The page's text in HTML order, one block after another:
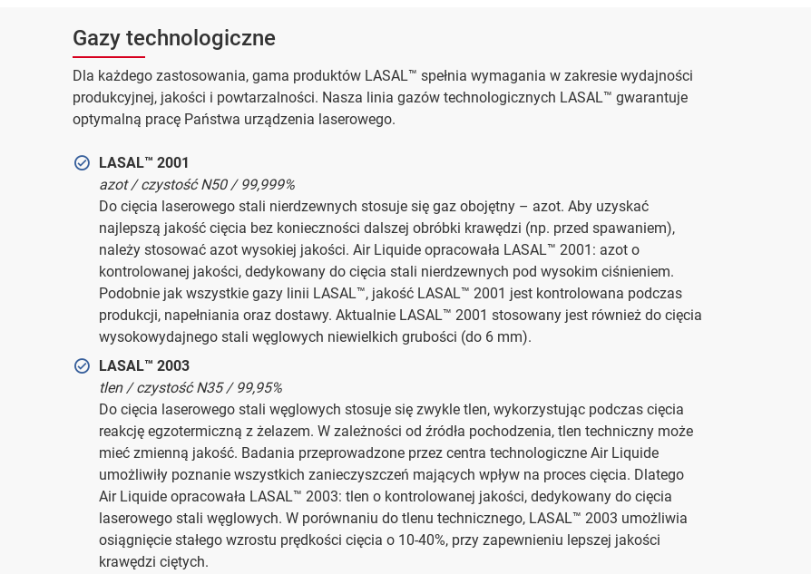
Gazy technologiczne
Dla każdego zastosowania, gama produktów LASAL™ spełnia wymagania w zakresie wydajności
produkcyjnej, jakości i powtarzalności. Nasza linia gazów technologicznych LASAL™ gwarantuje
optymalną pracę Państwa urządzenia laserowego.
LASAL™ 2001
azot / czystość N50 / 99,999%
Do cięcia laserowego stali nierdzewnych stosuje się gaz obojętny – azot. Aby uzyskać
najlepszą jakość cięcia bez konieczności dalszej obróbki krawędzi (np. przed spawaniem),
należy stosować azot wysokiej jakości. Air Liquide opracowała LASAL™ 2001: azot o
kontrolowanej jakości, dedykowany do cięcia stali nierdzewnych pod wysokim ciśnieniem.
Podobnie jak wszystkie gazy linii LASAL™, jakość LASAL™ 2001 jest kontrolowana podczas
produkcji, napełniania oraz dostawy. Aktualnie LASAL™ 2001 stosowany jest również do cięcia
wysokowydajnego stali węglowych niewielkich grubości (do 6 mm).
LASAL™ 2003
tlen / czystość N35 / 99,95%
Do cięcia laserowego stali węglowych stosuje się zwykle tlen, wykorzystując podczas cięcia
reakcję egzotermiczną z żelazem. W zależności od źródła pochodzenia, tlen techniczny może
mieć zmienną jakość. Badania przeprowadzone przez centra technologiczne Air Liquide
umożliwiły poznanie wszystkich zanieczyszczeń mających wpływ na proces cięcia. Dlatego
Air Liquide opracowała LASAL™ 2003: tlen o kontrolowanej jakości, dedykowany do cięcia
laserowego stali węglowych. W porównaniu do tlenu technicznego, LASAL™ 2003 umożliwia
osiągnięcie stałego wzrostu prędkości cięcia o 10-40%, przy zapewnieniu lepszej jakości
krawędzi ciętych.